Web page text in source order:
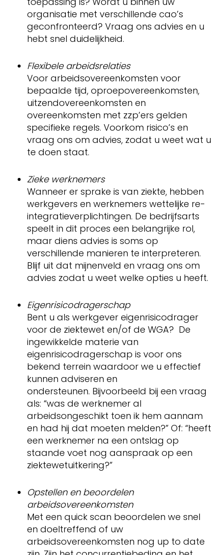
organisatie met verschillende cao’s
geconfronteerd? Vraag ons advies en u
hebt snel duidelijkheid.
Flexibele arbeidsrelaties
Voor arbeidsovereenkomsten voor
bepaalde tijd, oproepovereenkomsten,
uitzendovereenkomsten en
overeenkomsten met zzp’ers gelden
specifieke regels. Voorkom risico’s en
vraag ons om advies, zodat u weet wat u
te doen staat.
Zieke werknemers
Wanneer er sprake is van ziekte, hebben
werkgevers en werknemers wettelijke re-
integratieverplichtingen. De bedrijfsarts
speelt in dit proces een belangrijke rol,
maar diens advies is soms op
verschillende manieren te interpreteren.
Blijf uit dat mijnenveld en vraag ons om
advies zodat u weet welke opties u heeft.
Eigenrisicodragerschap
Bent u als werkgever eigenrisicodrager
voor de ziektewet en/of de WGA? De
ingewikkelde materie van
eigenrisicodragerschap is voor ons
bekend terrein waardoor we u effectief
kunnen adviseren en
ondersteunen. Bijvoorbeeld bij een vraag
als: “was de werknemer al
arbeidsongeschikt toen ik hem aannam
en had hij dat moeten melden?” Of: “heeft
een werknemer na een ontslag op
staande voet nog aanspraak op een
ziektewetuitkering?”
Opstellen en beoordelen
arbeidsovereenkomsten
Met een quick scan beoordelen we snel
en doeltreffend of uw
arbeidsovereenkomsten nog up to date